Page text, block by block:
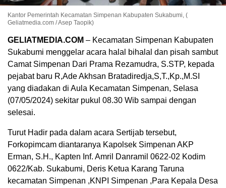
Kantor Pemerintah Kecamatan Simpenan Kabupaten Sukabumi, (
Geliatmedia.com / Asep Taopik)
GELIATMEDIA.COM – Kecamatan Simpenan Kabupaten
Sukabumi menggelar acara halal bihalal dan pisah sambut
Camat Simpenan Dari Prama Rezamudra, S.STP, kepada
pejabat baru R,Ade Akhsan Bratadiredja,S,T.,Kp.,M.SI
yang diadakan di Aula Kecamatan Simpenan, Selasa
(07/05/2024) sekitar pukul 08.30 Wib sampai dengan
selesai.
Turut Hadir pada dalam acara Sertijab tersebut,
Forkopimcam diantaranya Kapolsek Simpenan AKP
Erman, S.H., Kapten Inf. Amril Danramil 0622-02 Kodim
0622/Kab. Sukabumi, Deris Ketua Karang Taruna
kecamatan Simpenan ,KNPI Simpenan ,Para Kepala Desa